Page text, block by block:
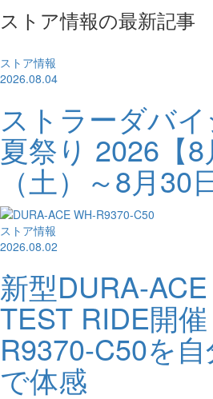
ストア情報の最新記事
ストア情報
2026.08.04
ストラーダバ
夏祭り 2026【8
（土）～8月30
ストア情報
2026.08.02
新型DURA-
TEST RIDE開
R9370-C50を
で体感